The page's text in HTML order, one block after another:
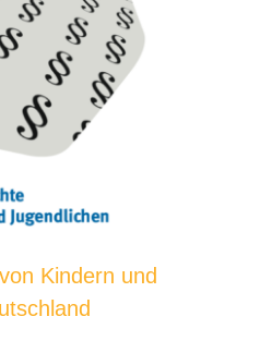
Kindern und